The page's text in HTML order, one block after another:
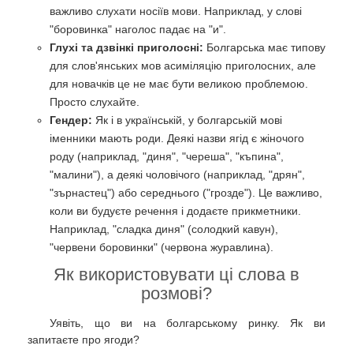
важливо слухати носіїв мови. Наприклад, у слові
"боровинка" наголос падає на "и".
Глухі та дзвінкі приголосні: Болгарська має типову
для слов'янських мов асиміляцію приголосних, але
для новачків це не має бути великою проблемою.
Просто слухайте.
Гендер: Як і в українській, у болгарській мові
іменники мають роди. Деякі назви ягід є жіночого
роду (наприклад, "диня", "череша", "къпина",
"малини"), а деякі чоловічого (наприклад, "дрян",
"зърнастец") або середнього ("грозде"). Це важливо,
коли ви будуєте речення і додаєте прикметники.
Наприклад, "сладка диня" (солодкий кавун),
"червени боровинки" (червона журавлина).
Як використовувати ці слова в
розмові?
Уявіть, що ви на болгарському ринку. Як ви
запитаєте про ягоди?